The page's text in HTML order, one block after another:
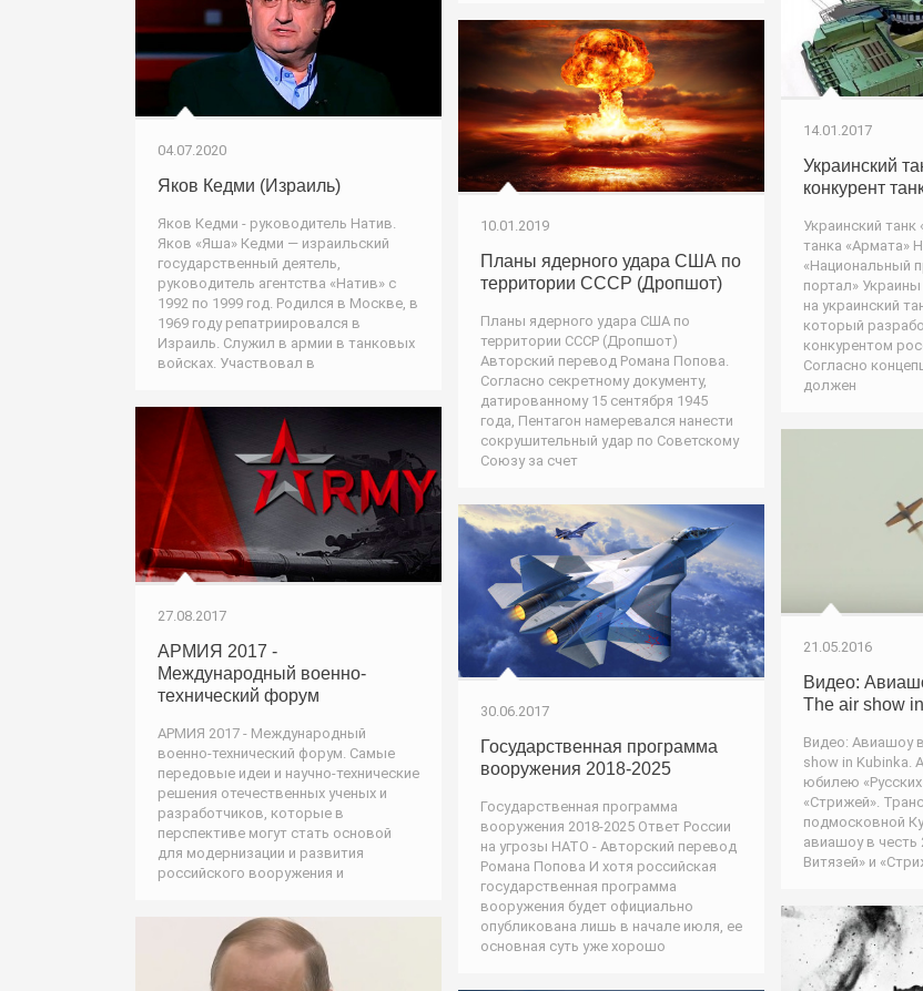
14.01.2017
Украинский
конкурент
Украинский танк
танка «Армата»
«Национальный
портал»
на украинский
который
конкурентом
Согласно
должен
04.07.2020
Яков Кедми (Израиль)
Яков Кедми - руководитель Натив.
Яков «Яша» Кедми — израильский
государственный деятель,
руководитель агентства «Натив» с
1992 по 1999 год. Родился в Москве, в
1969 году репатриировался в
Израиль. Служил в армии в танковых
войсках. Участвовал в
10.01.2019
Планы ядерного удара США по
территории СССР (Дропшот)
Планы ядерного удара США по
территории СССР (Дропшот)
Авторский перевод Романа Попова.
Согласно секретному документу,
датированному 15 сентября 1945
года, Пентагон намеревался нанести
сокрушительный удар по Советскому
Союзу за счет
27.08.2017
АРМИЯ 2017 -
Международный военно-
технический форум
АРМИЯ 2017 - Международный
военно-технический форум. Самые
передовые идеи и научно-технические
решения отечественных ученых и
разработчиков, которые в
перспективе могут стать основой
для модернизации и развития
российского вооружения и
21.05.2016
Видео:
The air show
Видео: Авиашоу
show in Kubinka.
юбилею «Русских
«Стрижей».
подмосковной
авиашоу в честь
Витязей» и
30.06.2017
Государственная программа
вооружения 2018-2025
Государственная программа
вооружения 2018-2025 Ответ России
на угрозы НАТО - Авторский перевод
Романа Попова И хотя российская
государственная программа
вооружения будет официально
опубликована лишь в начале июля, ее
основная суть уже хорошо